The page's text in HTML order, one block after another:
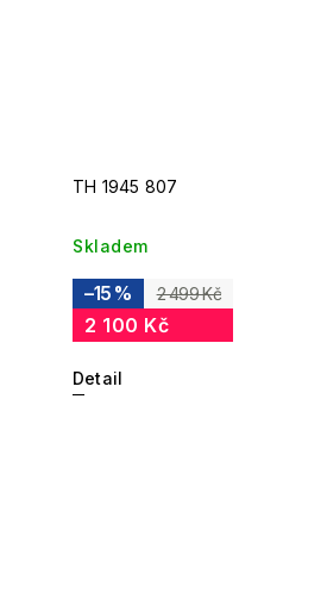
TH 1945 807
Skladem
2 499 Kč
–15 %
2 100 Kč
Detail